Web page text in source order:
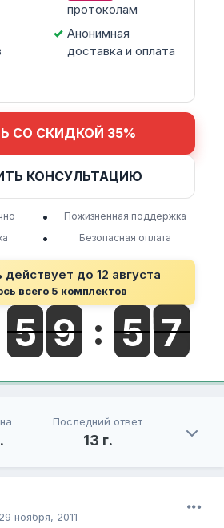
протоколам
Анонимная
доставка и оплата
СО СКИДКОЙ 35%
КОНСУЛЬТАЦИЮ
•
Пожизненная поддержка
• Безопасная оплата
действует до 12 августа
всего 5 комплектов
Последний ответ
13 г.
29 ноября, 2011